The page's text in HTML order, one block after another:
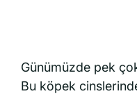
Günümüzde pek
Bu köpek